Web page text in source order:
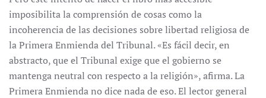
imposibilita la comprensión de cosas como la
incoherencia de las decisiones sobre libertad religiosa de
la Primera Enmienda del Tribunal. «Es fácil decir, en
abstracto, que el Tribunal exige que el gobierno se
mantenga neutral con respecto a la religión», afirma. La
Primera Enmienda no dice nada de eso. El lector general